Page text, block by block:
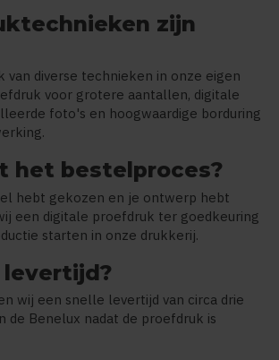
zijn
van diverse technieken in onze eigen
voor grotere aantallen, digitale
foto's en hoogwaardige borduring
het bestelproces?
hebt gekozen en je ontwerp hebt
een digitale proefdruk ter goedkeuring
starten in onze drukkerij.
wij een snelle levertijd van circa drie
de Benelux nadat de proefdruk is